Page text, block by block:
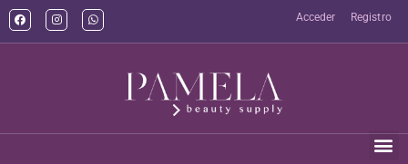
Acceder Registro